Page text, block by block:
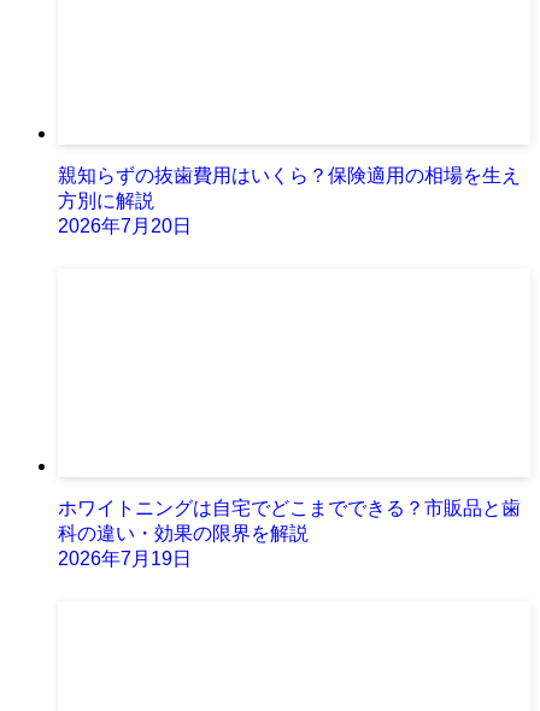
親知らずの抜歯費用はいくら？保険適用の相場を生え
方別に解説
2026年7月20日
ホワイトニングは自宅でどこまでできる？市販品と歯
科の違い・効果の限界を解説
2026年7月19日